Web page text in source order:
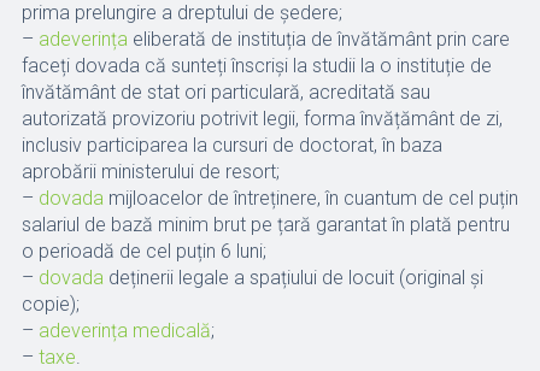
prima prelungire a dreptului de ședere;
– adeverința eliberată de instituția de învătământ prin care
faceți dovada că sunteți înscriși la studii la o instituție de
învătământ de stat ori particulară, acreditată sau
autorizată provizoriu potrivit legii, forma învățământ de zi,
inclusiv participarea la cursuri de doctorat, în baza
aprobării ministerului de resort;
– dovada mijloacelor de întreținere, în cuantum de cel puțin
salariul de bază minim brut pe țară garantat în plată pentru
o perioadă de cel puțin 6 luni;
– dovada deținerii legale a spațiului de locuit (original și
copie);
– adeverința medicală;
– taxe.